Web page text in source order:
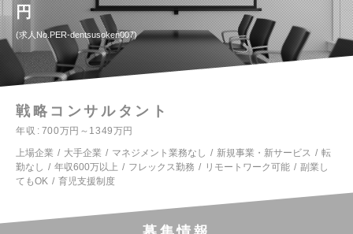
円
求人No.PER-dentsusoken007
戦略コンサルタント
年収
700万円～1349万円
上場企業
大手企業 マネジメント業務なし 新規事業・新サービス
転
勤なし
年収600万以上 フレックス勤務 リモートワーク可能
副業し
てもOK
育児支援制度